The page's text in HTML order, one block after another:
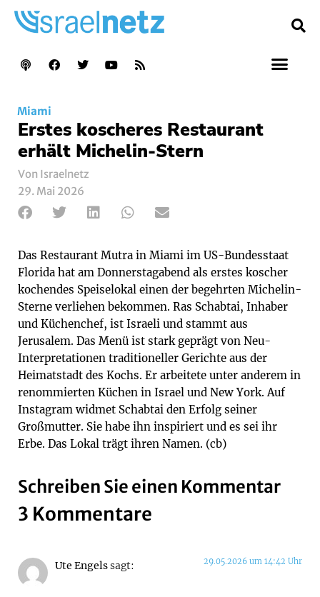
Miami
Erstes koscheres Restaurant
erhält Michelin-Stern
Von Israelnetz
29. Mai 2026
Das Restaurant Mutra in Miami im US-Bundesstaat
Florida hat am Donnerstagabend als erstes koscher
kochendes Speiselokal einen der begehrten Michelin-
Sterne verliehen bekommen. Ras Schabtai, Inhaber
und Küchenchef, ist Israeli und stammt aus
Jerusalem. Das Menü ist stark geprägt von Neu-
Interpretationen traditioneller Gerichte aus der
Heimatstadt des Kochs. Er arbeitete unter anderem in
renommierten Küchen in Israel und New York. Auf
Instagram widmet Schabtai den Erfolg seiner
Großmutter. Sie habe ihn inspiriert und es sei ihr
Erbe. Das Lokal trägt ihren Namen. (cb)
Schreiben Sie einen Kommentar
3 Kommentare
Ute Engelssagt: 29.05.2026 um 14:42 Uhr